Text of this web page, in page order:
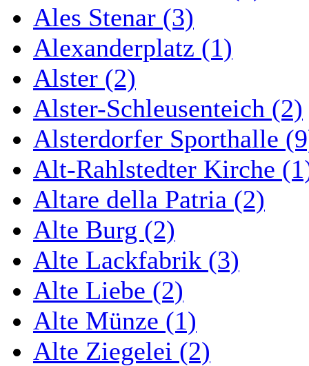
Ales Stenar (3)
Alexanderplatz (1)
Alster (2)
Alster-Schleusenteich (2)
Alsterdorfer Sporthalle
Alt-Rahlstedter Kirche
Altare della Patria (2)
Alte Burg (2)
Alte Lackfabrik (3)
Alte Liebe (2)
Alte Münze (1)
Alte Ziegelei (2)